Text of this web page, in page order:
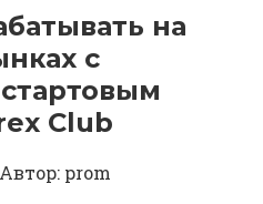
на
с
Club
Автор: prom